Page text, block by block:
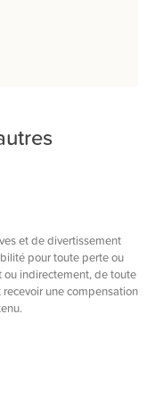
et de divertissement
pour toute perte ou
ou indirectement, de toute
une compensation